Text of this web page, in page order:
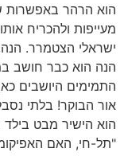
הוא הרהר באפשרות
מעייפות ולהכריח
ישראלי הצטמרר.
הנה הוא כבר חושב
התמימים היושבים
אור הבוקר! בלתי
הוא הישיר מבט
"תל-חי, האם